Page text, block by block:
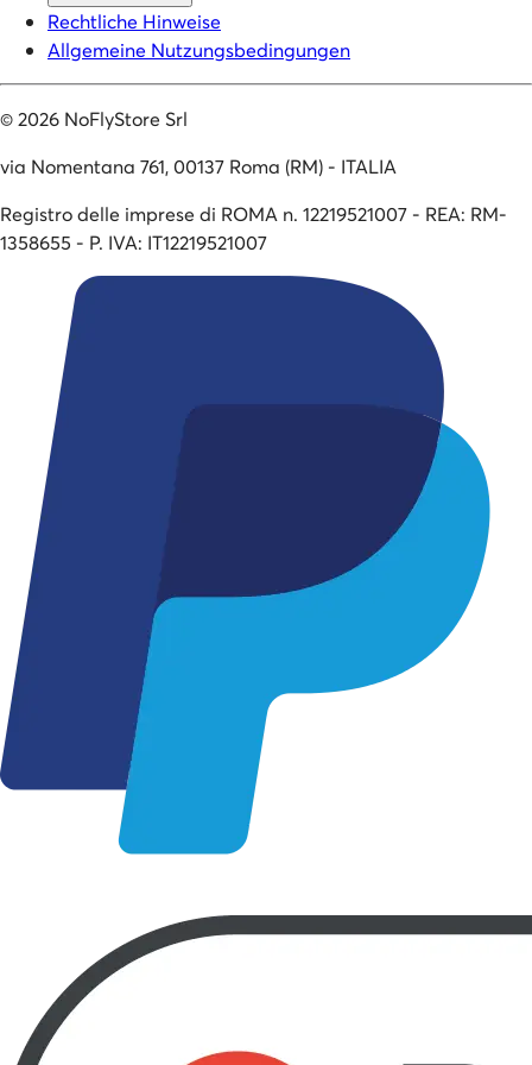
Rechtliche Hinweise
Allgemeine Nutzungsbedingungen
©2026 NoFlyStore Srl
via Nomentana 761, 00137 Roma (RM) - ITALIA
Registro delle imprese di ROMA n. 12219521007 - REA: RM-
1358655 - P. IVA: IT12219521007